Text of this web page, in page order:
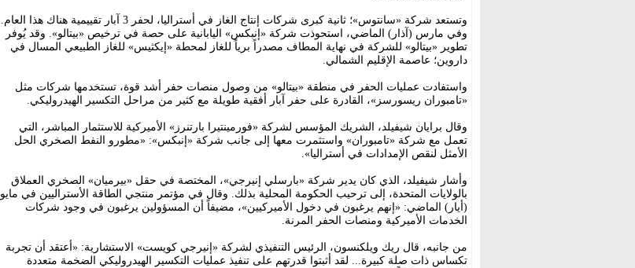
وتستعد شركة «سانتوس»؛ ثانية كبرى شركات إنتاج الغاز في أستراليا، لحفر 3 آبار تقييمية هناك هذا العام.
وفي مارس (آذار) الماضي، استحوذت شركة «إنبكس» اليابانية على حصة في ترخيص «بيتالو». وقد يُوفر
تطوير «بيتالو» للشركة في نهاية المطاف مصدراً برياً للغاز لمحطة «إيكثيس» للغاز الطبيعي المسال في
داروين؛ عاصمة الإقليم الشمالي.
واستفادت عمليات الحفر في منطقة «بيتالو» من وصول منصات حفر أشد قوة، تستخدمها شركات مثل
«تامبوران ريسورسز»، القادرة على حفر آبار أفقية طويلة مع كثير من مراحل التكسير الهيدروليكي.
وقال برايان شيفيلد، الشريك المؤسس لشركة «فورمينتيرا بارتنرز» الأميركية للاستثمار المباشر، التي
تعمل مع شركة «تامبوران» واستثمرت معها إلى جانب شركة «إنبكس»: «مطورو النفط الصخري الحل
الأمثل لنقص الإمدادات في أستراليا».
وأشار شيفيلد، الذي كان يدير شركة «بارسلي إنيرجي»، المختصة في حقل «بيرميان» الصخري العملاق
بالولايات المتحدة، إلى ترحيب الحكومة المحلية بذلك. وقال في مؤتمر منتجي الطاقة الأستراليين في مايو
(أيار) الماضي: «إنهم يرغبون في دخول الأميركيين»، مضيفاً أن المسؤولين يرغبون في وجود شركات
الخدمات الأميركية ومنصات الحفر المرنة.
من جانبه، قال ريك ويلكنسون، الرئيس التنفيذي لشركة «إنيرجي كويست» الاستشارية: «أعتقد أن تجربة
تكساس ذات صلة كبيرة... لقد أثبتوا قدرتهم على تنفيذ عمليات التكسير الهيدروليكي الضخمة متعددة